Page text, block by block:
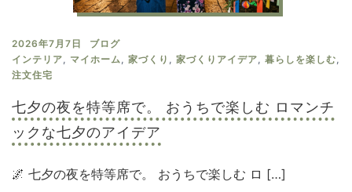
2026年7月7日
ブログ
インテリア, マイホーム, 家づくり , 家づくりアイデア, 暮らしを楽しむ,
注文住宅
七夕の夜を特等席で。 おうちで楽しむ ロマンチ
ックな七夕のアイデア
🌌 七夕の夜を特等席で。 おうちで楽しむ ロ […]